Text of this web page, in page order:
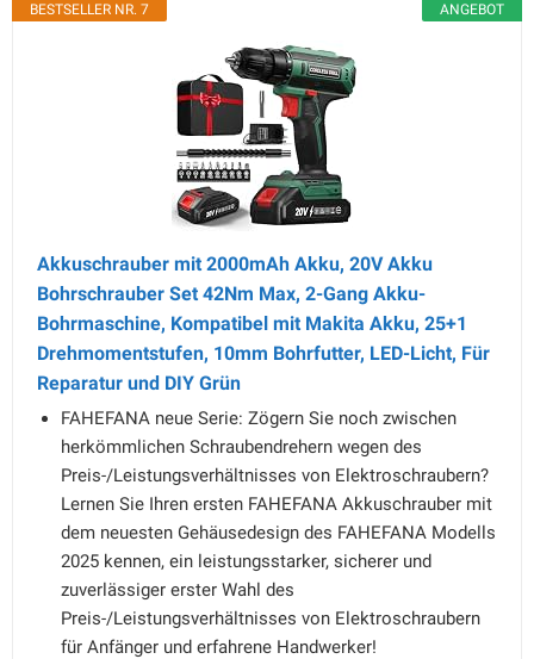
ANGEBOT
BESTSELLER NR. 7
Akkuschrauber mit 2000mAh Akku, 20V Akku
Bohrschrauber Set 42Nm Max, 2-Gang Akku-
Bohrmaschine, Kompatibel mit Makita Akku, 25+1
Drehmomentstufen, 10mm Bohrfutter, LED-Licht, Für
Reparatur und DIY Grün
FAHEFANA neue Serie: Zögern Sie noch zwischen
herkömmlichen Schraubendrehern wegen des
Preis-/Leistungsverhältnisses von Elektroschraubern?
Lernen Sie Ihren ersten FAHEFANA Akkuschrauber mit
dem neuesten Gehäusedesign des FAHEFANA Modells
2025 kennen, ein leistungsstarker, sicherer und
zuverlässiger erster Wahl des
Preis-/Leistungsverhältnisses von Elektroschraubern
für Anfänger und erfahrene Handwerker!